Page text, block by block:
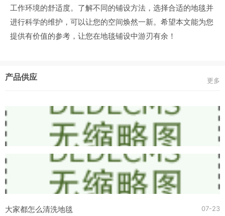
工作环境的舒适度。了解不同的铺设方法，选择合适的地毯并
进行科学的维护，可以让您的空间焕然一新。希望本文能为您
提供有价值的参考，让您在地毯铺设中游刃有余！
产品供应 更多
大家都怎么清洗地毯 07-23